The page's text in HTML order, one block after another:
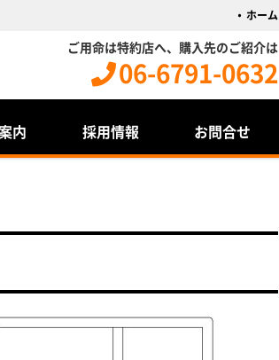
ホーム
ご用命は特約店へ、購入先のご紹介は
06-6791-0632
内 採用情報 お問合せ